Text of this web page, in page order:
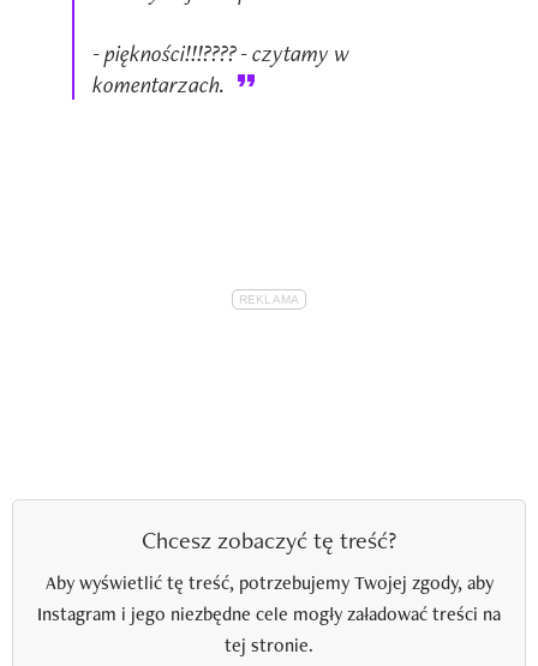
- piękności!!!???? - czytamy w
komentarzach.
Chcesz zobaczyć tę treść?
Aby wyświetlić tę treść, potrzebujemy Twojej zgody, aby
Instagram i jego niezbędne cele mogły załadować treści na
tej stronie.